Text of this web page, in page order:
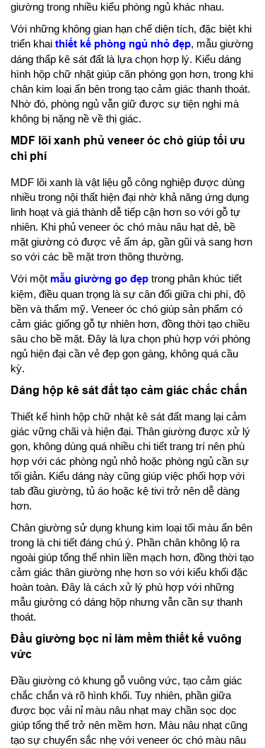
giường trong nhiều kiểu phòng ngủ khác nhau.
Với những không gian hạn chế diện tích, đặc biệt khi
triển khai thiết kế phòng ngủ nhỏ đẹp, mẫu giường
dáng thấp kê sát đất là lựa chọn hợp lý. Kiểu dáng
hình hộp chữ nhật giúp căn phòng gọn hơn, trong khi
chân kim loại ẩn bên trong tạo cảm giác thanh thoát.
Nhờ đó, phòng ngủ vẫn giữ được sự tiện nghi mà
không bị nặng nề về thị giác.
MDF lõi xanh phủ veneer óc chó giúp tối ưu
chi phí
MDF lõi xanh là vật liệu gỗ công nghiệp được dùng
nhiều trong nội thất hiện đại nhờ khả năng ứng dụng
linh hoạt và giá thành dễ tiếp cận hơn so với gỗ tự
nhiên. Khi phủ veneer óc chó màu nâu hạt dẻ, bề
mặt giường có được vẻ ấm áp, gần gũi và sang hơn
so với các bề mặt trơn thông thường.
Với một mẫu giường go đẹp trong phân khúc tiết
kiệm, điều quan trọng là sự cân đối giữa chi phí, độ
bền và thẩm mỹ. Veneer óc chó giúp sản phẩm có
cảm giác giống gỗ tự nhiên hơn, đồng thời tạo chiều
sâu cho bề mặt. Đây là lựa chọn phù hợp với phòng
ngủ hiện đại cần vẻ đẹp gọn gàng, không quá cầu
kỳ.
Dáng hộp kê sát đất tạo cảm giác chắc chắn
Thiết kế hình hộp chữ nhật kê sát đất mang lại cảm
giác vững chãi và hiện đại. Thân giường được xử lý
gọn, không dùng quá nhiều chi tiết trang trí nên phù
hợp với các phòng ngủ nhỏ hoặc phòng ngủ cần sự
tối giản. Kiểu dáng này cũng giúp việc phối hợp với
tab đầu giường, tủ áo hoặc kệ tivi trở nên dễ dàng
hơn.
Chân giường sử dụng khung kim loại tối màu ẩn bên
trong là chi tiết đáng chú ý. Phần chân không lộ ra
ngoài giúp tổng thể nhìn liền mạch hơn, đồng thời tạo
cảm giác thân giường nhẹ hơn so với kiểu khối đặc
hoàn toàn. Đây là cách xử lý phù hợp với những
mẫu giường có dáng hộp nhưng vẫn cần sự thanh
thoát.
Đầu giường bọc nỉ làm mềm thiết kế vuông
vức
Đầu giường có khung gỗ vuông vức, tạo cảm giác
chắc chắn và rõ hình khối. Tuy nhiên, phần giữa
được bọc vải nỉ màu nâu nhạt may chần sọc dọc
giúp tổng thể trở nên mềm hơn. Màu nâu nhạt cũng
tạo sự chuyển sắc nhẹ với veneer óc chó màu nâu